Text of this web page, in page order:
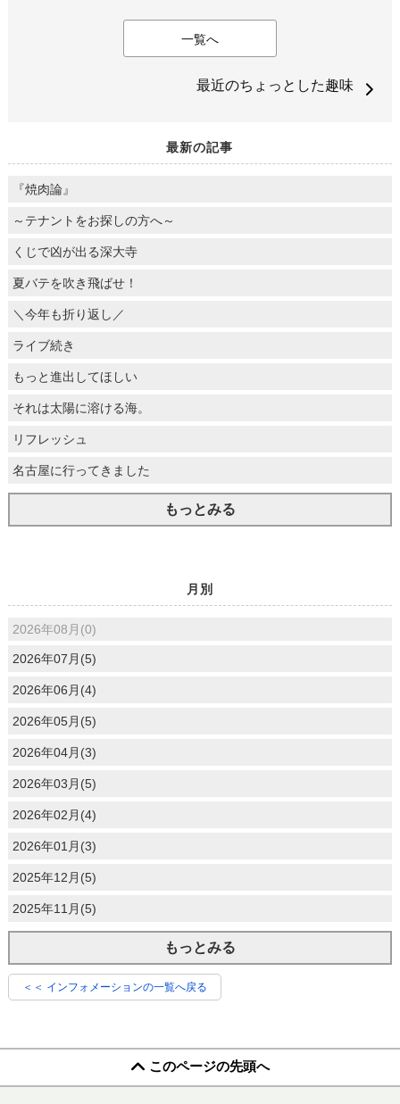
一覧へ
最近のちょっとした趣味
最新の記事
『焼肉論』
～テナントをお探しの方へ～
くじで凶が出る深大寺
夏バテを吹き飛ばせ！
＼今年も折り返し／
ライブ続き
もっと進出してほしい
それは太陽に溶ける海。
リフレッシュ
名古屋に行ってきました
もっとみる
月別
2026年08月(0)
2026年07月(5)
2026年06月(4)
2026年05月(5)
2026年04月(3)
2026年03月(5)
2026年02月(4)
2026年01月(3)
2025年12月(5)
2025年11月(5)
もっとみる
＜＜ インフォメーションの一覧へ戻る
このページの先頭へ